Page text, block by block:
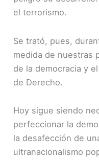
el terrorismo.
Se trató, pues,
medida de nuestras
de la democracia y
de Derecho.
Hoy sigue siendo
perfeccionar la
la desafección de
ultranacionalismo